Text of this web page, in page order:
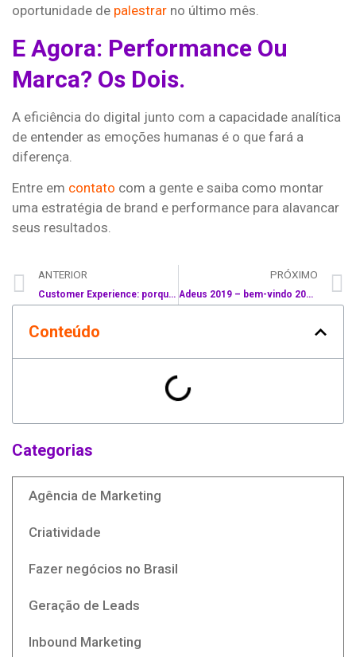
oportunidade de palestrar no último mês.
E Agora: Performance Ou
Marca? Os Dois.
A eficiência do digital junto com a capacidade analítica
de entender as emoções humanas é o que fará a
diferença.
Entre em contato com a gente e saiba como montar
uma estratégia de brand e performance para alavancar
seus resultados.
ANTERIOR
Customer Experience: porque sua empresa tem que adotar uma gestão centrada no cliente
PRÓXIMO
Adeus 2019 – bem-vindo 2020!
Conteúdo
Categorias
Agência de Marketing
Criatividade
Fazer negócios no Brasil
Geração de Leads
Inbound Marketing